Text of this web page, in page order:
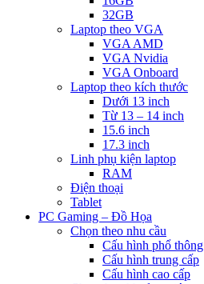
32GB
Laptop theo VGA
VGA AMD
VGA Nvidia
VGA Onboard
Laptop theo kích thước
Dưới 13 inch
Từ 13 – 14 inch
15.6 inch
17.3 inch
Linh phụ kiện laptop
RAM
Điện thoại
Tablet
PC Gaming – Đồ Họa
Chọn theo nhu cầu
Cấu hình phổ thông
Cấu hình trung cấp
Cấu hình cao cấp